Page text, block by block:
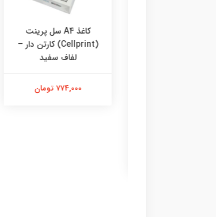
کاغذ A4 سل پرینت
(Cellprint) کارتن دار –
لفاف سفید
774,000 تومان